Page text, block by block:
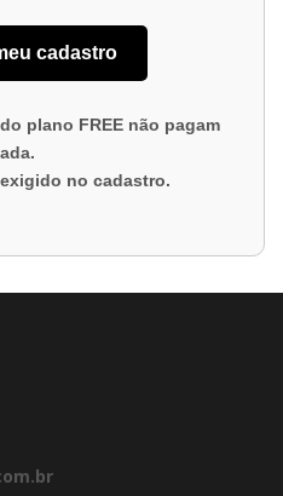
cadastro
plano FREEnão pagam
no cadastro.